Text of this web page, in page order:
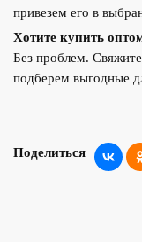
привезем его в
Хотите купить
Без проблем.
подберем выгодные
Поделиться